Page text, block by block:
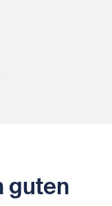
guten